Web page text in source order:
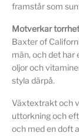
framstår som
Motverkar
Baxter of
män, och det har
oljor och
styla därpå.
Växtextrakt och
uttorkning och
och med en doft